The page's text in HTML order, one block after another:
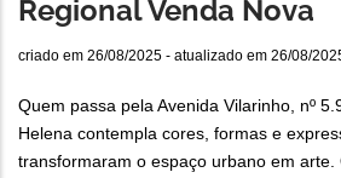
Regional Venda Nova
criado em 26/08/2025 - atualizado em 26/08/
Quem passa pela Avenida Vilarinho, nº
Helena contempla cores, formas e
transformaram o espaço urbano em